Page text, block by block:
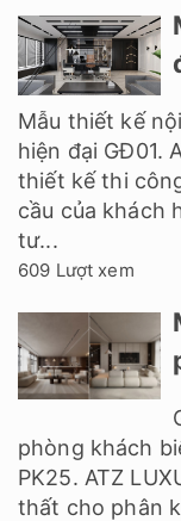
Mẫu thiết kế
hiện đại GĐ01.
thiết kế thi
cầu của khách
tư...
609 Lượt xem
phòng khách
PK25. ATZ
thất cho phân